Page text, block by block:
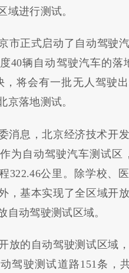
域进行测试。
市正式启动了自动驾驶
40辆自动驾驶汽车的落
，将会有一批无人驾驶
京落地测试。
消息，北京经济技术开
为自动驾驶汽车测试区
322.46公里。除学校、
，基本实现了全区域开
自动驾驶测试区域。
放的自动驾驶测试区域
驾驶测试道路151条，